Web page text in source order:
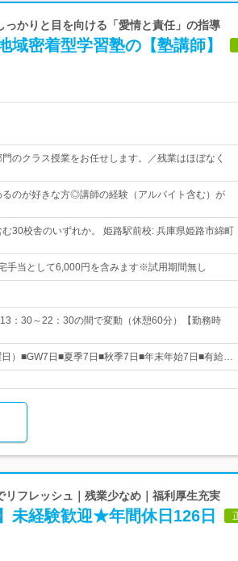
かりと目を向ける「愛情と責任」の指導
域密着型学習塾の【塾講師】
のクラス授業をお任せします。／残業はほぼなく
のが好きな方◎講師の経験（アルバイト含む）が
30校舎のいずれか。 姫路駅前校: 兵庫県姫路市綿町
手当として6,000円を含みます※試用期間無し
：30～22：30の間で変動（休憩60分）【勤務時
）■GW7日■夏季7日■秋季7日■年末年始7日■有給…
フレッシュ｜残業少なめ｜福利厚生充実
未経験歓迎★年間休日126日